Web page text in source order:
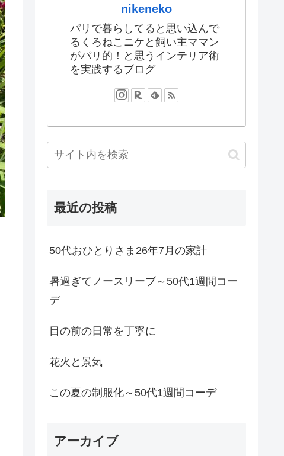
nikeneko
パリで暮らしてると思い込んで
るくろねこニケと飼い主ママン
がパリ的！と思うインテリア術
を実践するブログ
最近の投稿
50代おひとりさま26年7月の家計
暑過ぎてノースリーブ～50代1週間コー
デ
目の前の日常を丁寧に
花火と景気
この夏の制服化～50代1週間コーデ
アーカイブ